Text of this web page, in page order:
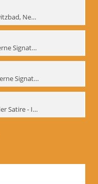
Rekonstruktion: Das Schwitzbad, New York 1993 - Interne Signatur: BM-vid-133
Goebbels Tisch. Teil I - Interne Signatur: BM-vid-134
Goebbels Tisch. Teil II - Interne Signatur: BM-vid-135
Biomechanik im Theater der Satire - Interne Signatur: BM-vid-189